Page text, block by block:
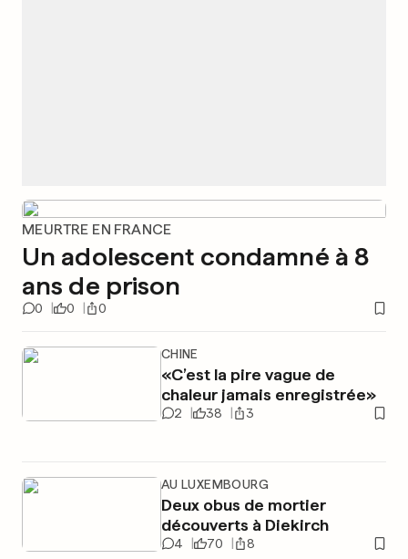
MEURTRE EN FRANCE
Un adolescent condamné à 8
ans de prison
0 0 0
CHINE
«C’est la pire vague de
chaleur jamais enregistrée»
2 38 3
AU LUXEMBOURG
Deux obus de mortier
découverts à Diekirch
4 70 8